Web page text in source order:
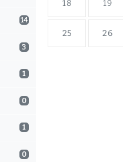
14
3
1
0
1
0
18 19
25 26